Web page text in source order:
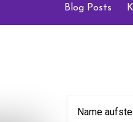
Blog Posts